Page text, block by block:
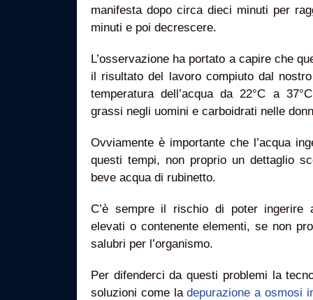
manifesta dopo circa dieci minuti per
minuti e poi decrescere.
L’osservazione ha portato a capire che
il risultato del lavoro compiuto dal
temperatura dell’acqua da 22°C a
grassi negli uomini e carboidrati nelle
Ovviamente è importante che l’acqua
questi tempi, non proprio un dettaglio
beve acqua di rubinetto.
C’è sempre il rischio di poter ingerire
elevati o contenente elementi, se non
salubri per l’organismo.
Per difenderci da questi problemi la
soluzioni come ladepurazione a osmosi